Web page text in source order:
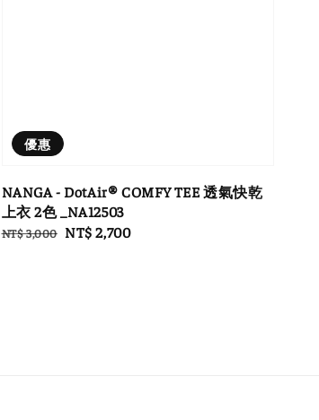
優惠
NANGA - DotAir® COMFY TEE 透氣快乾
上衣 2色 _NA12503
Regular
NT$ 3,000 Sale
NT$ 2,700